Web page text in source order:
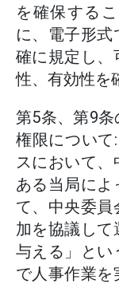
を確保する
に、電子形
確に規定し、
性、有効性を
第5条、第9条
権限について
スにおいて、
ある当局によ
て、中央委員
加を協議して
与える」とい
で人事作業を